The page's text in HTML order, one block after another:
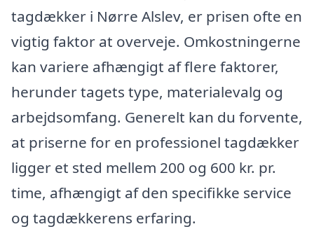
tagdækker i Nørre Alslev, er prisen ofte en
vigtig faktor at overveje. Omkostningerne
kan variere afhængigt af flere faktorer,
herunder tagets type, materialevalg og
arbejdsomfang. Generelt kan du forvente,
at priserne for en professionel tagdækker
ligger et sted mellem 200 og 600 kr. pr.
time, afhængigt af den specifikke service
og tagdækkerens erfaring.